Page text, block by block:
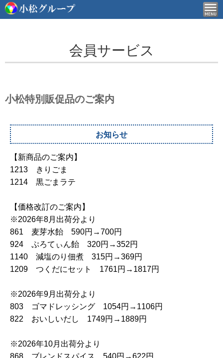
会員サービス
小松特別販促品のご案内
お知らせ
【新商品のご案内】
1213 きりごま
1214 黒ごまラテ
【価格改訂のご案内】
※2026年8月出荷分より
861 麦芽水飴 590円→700円
924 ぷろてぃん飴 320円→352円
1140 減塩のり佃煮 315円→369円
1209 つくだにセット 1761円→1817円
※2026年9月出荷分より
803 ゴマドレッシング 1054円→1106円
822 おいしいだし 1749円→1889円
※2026年10月出荷分より
868 ブレンドスパイス 540円→622円